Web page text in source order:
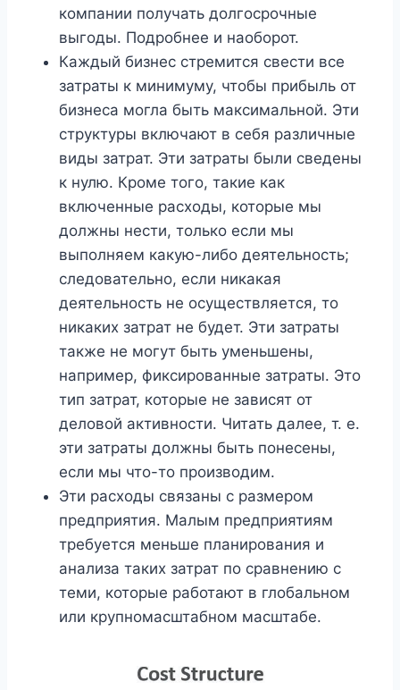
компании получать долгосрочные
выгоды. Подробнее и наоборот.
Каждый бизнес стремится свести все
затраты к минимуму, чтобы прибыль от
бизнеса могла быть максимальной. Эти
структуры включают в себя различные
виды затрат. Эти затраты были сведены
к нулю. Кроме того, такие как
включенные расходы, которые мы
должны нести, только если мы
выполняем какую-либо деятельность;
следовательно, если никакая
деятельность не осуществляется, то
никаких затрат не будет. Эти затраты
также не могут быть уменьшены,
например, фиксированные затраты. Это
тип затрат, которые не зависят от
деловой активности. Читать далее, т. е.
эти затраты должны быть понесены,
если мы что-то производим.
Эти расходы связаны с размером
предприятия. Малым предприятиям
требуется меньше планирования и
анализа таких затрат по сравнению с
теми, которые работают в глобальном
или крупномасштабном масштабе.